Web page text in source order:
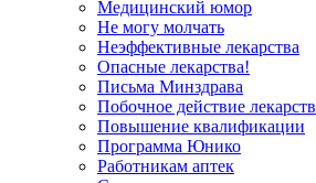
Медицинский юмор
Не могу молчать
Неэффективные лекарства
Опасные лекарства!
Письма Минздрава
Побочное действие лекарств
Повышение квалификации
Программа Юнико
Работникам аптек